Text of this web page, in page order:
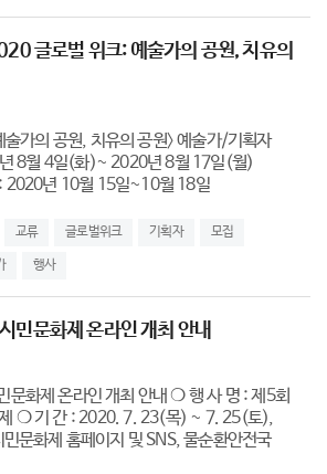
글로벌 위크: 예술가의 공원, 치유의
술가의 공원, 치유의 공원〉 예술가/기획자
8월 4일(화)~ 2020년 8월 17일(월)
2020년 10월 15일~10월 18일
교류 글로벌위크 기획자 모집
행사
민문화제 온라인 개최 안내
문화제 온라인 개최 안내 ❍ 행 사 명 : 제5회
제 ❍ 기 간 : 2020. 7. 23(목) ~ 7. 25(토),
문화제 홈페이지 및 SNS, 물순환안전국